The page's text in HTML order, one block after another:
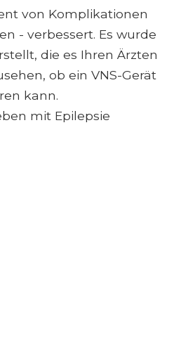
von Komplikationen
- verbessert. Es wurde
die es Ihren Ärzten
ob ein VNS-Gerät
kann.
mit Epilepsie